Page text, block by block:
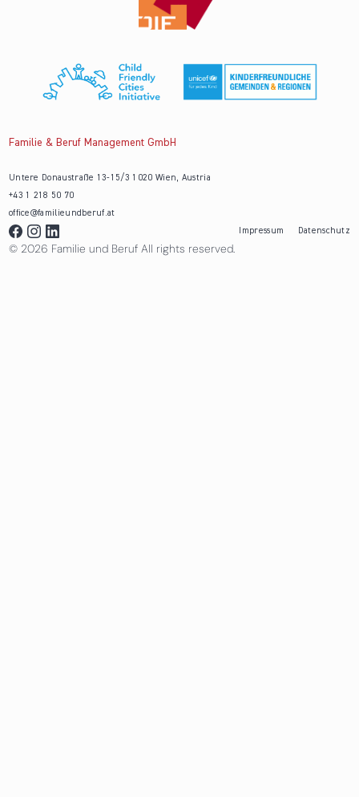
Familie & Beruf Management GmbH
Untere Donaustraße 13-15/3 1020 Wien, Austria
+43 1 218 50 70
office@familieundberuf.at
Impressum
Datenschutz
© 2026 Familie und Beruf All rights reserved.